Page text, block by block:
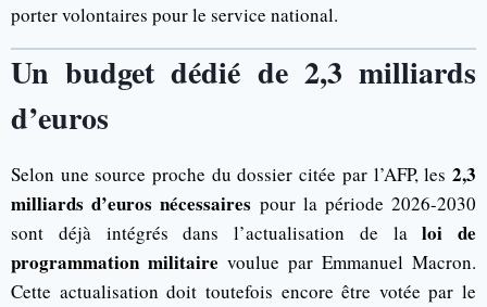
porter volontaires pour le service national.
Un budget dédié de 2,3 milliards
d’euros
Selon une source proche du dossier citée par l’AFP, les 2,3
milliards d’euros nécessaires pour la période 2026-2030
sont déjà intégrés dans l’actualisation de laloi de
programmation militaire voulue par Emmanuel Macron.
Cette actualisation doit toutefois encore être votée par le